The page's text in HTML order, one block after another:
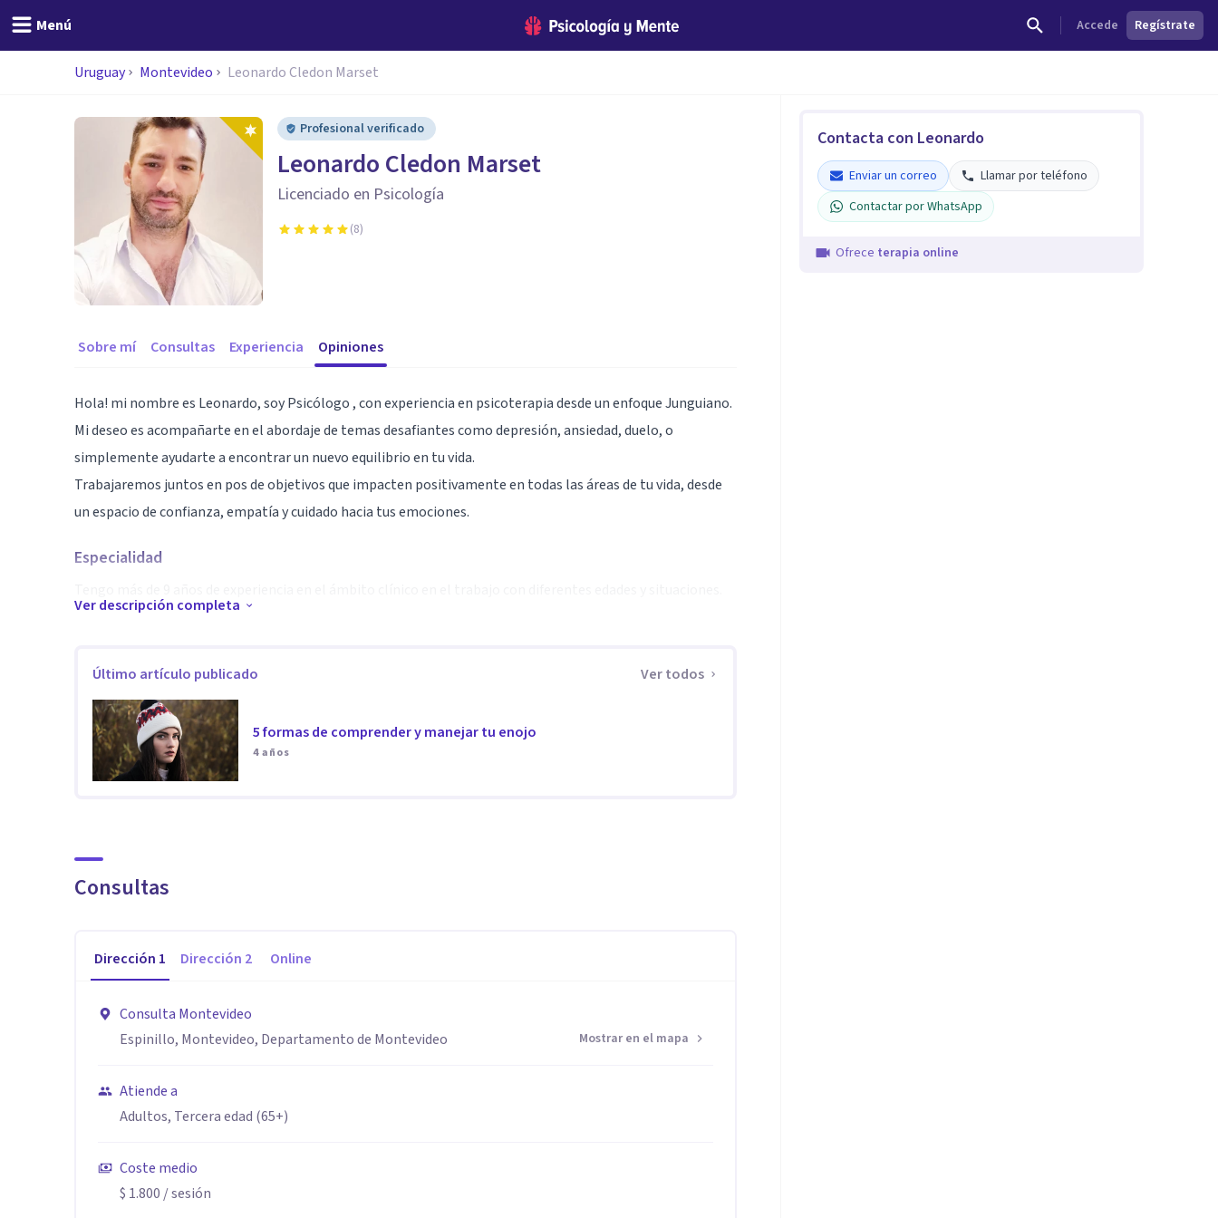
Menú Accede Regístrate
Uruguay Montevideo Leonardo Cledon Marset
Profesional verificado
Leonardo Cledon Marset
Licenciado en Psicología
(8)
Sobre mí Consultas Experiencia Opiniones
Hola! mi nombre es Leonardo, soy Psicólogo , con experiencia en psicoterapia desde un enfoque Junguiano.
Mi deseo es acompañarte en el abordaje de temas desafiantes como depresión, ansiedad, duelo, o
simplemente ayudarte a encontrar un nuevo equilibrio en tu vida.
Trabajaremos juntos en pos de objetivos que impacten positivamente en todas las áreas de tu vida, desde
un espacio de confianza, empatía y cuidado hacia tus emociones.
Especialidad
Me especializo en el abordaje de depresión y ansiedad, así como orientación vocacional en diferentes
etapas.
Ver descripción completa
Último artículo publicado Ver todos
5 formas de comprender y manejar tu enojo
4 años
Consultas
Dirección 1 Dirección 2 Online
Consulta Montevideo
Espinillo, Montevideo, Departamento de Montevideo
Mostrar en el mapa
Atiende a
Adultos, Tercera edad (65+)
Coste medio
$ 1.800/ sesión
Contacta con Leonardo
Enviar un correo
Llamar por teléfono
Contactar por WhatsApp
Ofrece terapia online